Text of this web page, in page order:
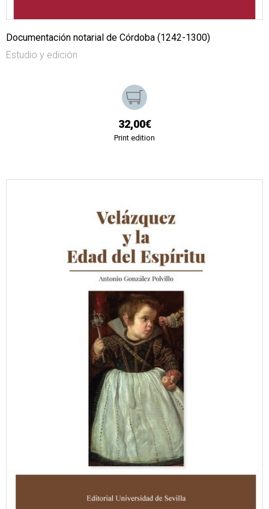
Documentación notarial de Córdoba (1242-1300)
Estudio y edición
32,00€
Print edition